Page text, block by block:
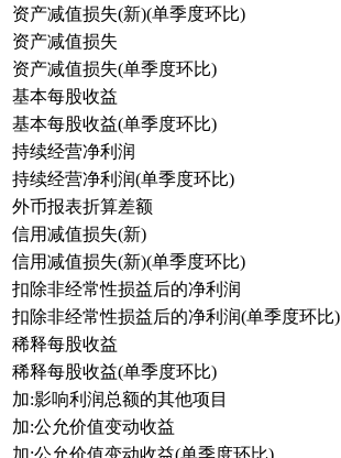
资产减值损失(新)(单季度环比)
资产减值损失
资产减值损失(单季度环比)
基本每股收益
基本每股收益(单季度环比)
持续经营净利润
持续经营净利润(单季度环比)
外币报表折算差额
信用减值损失(新)
信用减值损失(新)(单季度环比)
扣除非经常性损益后的净利润
扣除非经常性损益后的净利润(单季度环比)
稀释每股收益
稀释每股收益(单季度环比)
加:影响利润总额的其他项目
加:公允价值变动收益
加:公允价值变动收益(单季度环比)